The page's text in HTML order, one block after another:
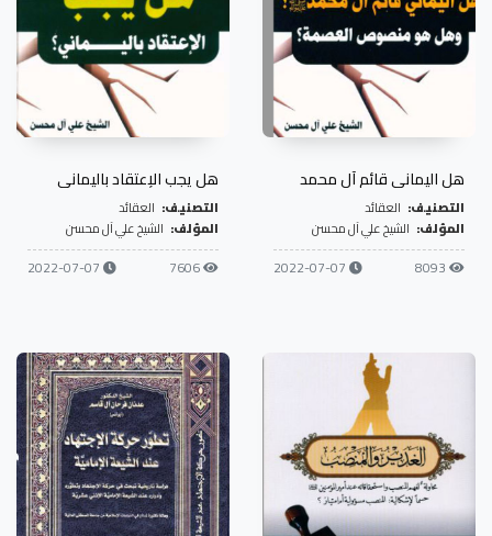
هل اليماني قائم آل محمد
التصنيف: العقائد
المؤلف: الشيخ علي آل محسن
8093
2022-07-07
هل يجب الإعتقاد باليماني
التصنيف: العقائد
المؤلف: الشيخ علي آل محسن
7606
2022-07-07